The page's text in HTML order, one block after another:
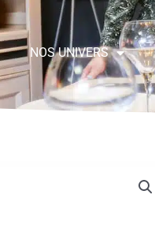
NOS UNIVERS